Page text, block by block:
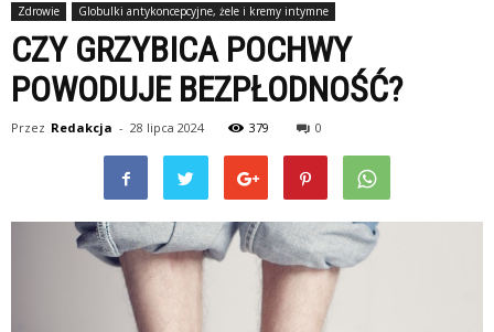
Zdrowie Globulki antykoncepcyjne, żele i kremy intymne
CZY GRZYBICA POCHWY
POWODUJE BEZPŁODNOŚĆ?
Przez Redakcja - 28 lipca 2024 379 0